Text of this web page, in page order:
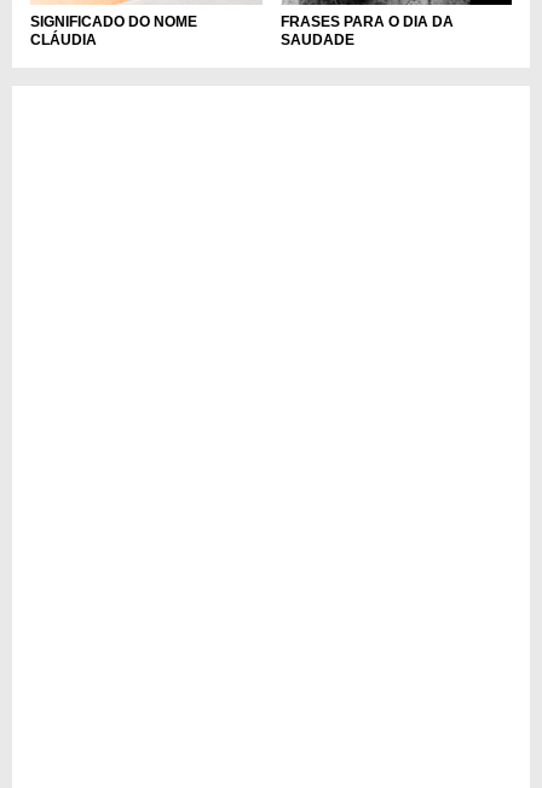
SIGNIFICADO DO NOME
CLÁUDIA
FRASES PARA O DIA DA
SAUDADE